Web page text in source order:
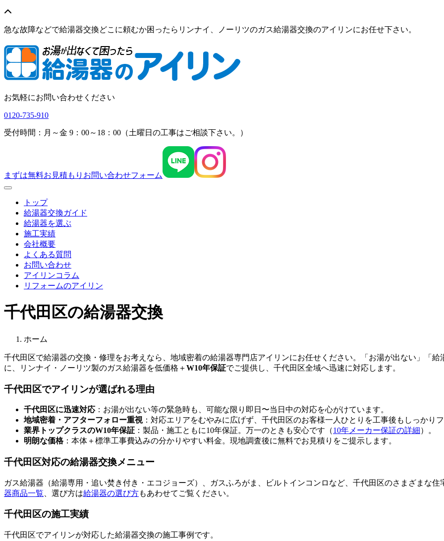
急な故障などで給湯器交換どこに頼むか困ったらリンナイ、ノーリツのガス給湯器交換のアイリンにお任せ下さい。
お気軽にお問い合わせください
0120-735-910
受付時間：月～金 9：00～18：00（土曜日の工事はご相談下さい。）
まずは無料お見積もり お問い合わせフォーム
Menu
トップ
給湯器交換ガイド
給湯器を選ぶ
施工実績
会社概要
よくある質問
お問い合わせ
アイリンコラム
リフォームのアイリン
千代田区の給湯器交換
ホーム
千代田区で給湯器の交換・修理をお考えなら、地域密着の給湯器専門店アイリンにお任せください。「お湯が出ない」「
に、リンナイ・ノーリツ製のガス給湯器を低価格＋W10年保証でご提供し、 千代田区全域へ迅速に対応します。
千代田区でアイリンが選ばれる理由
千代田区に迅速対応 ：お湯が出ない等の緊急時も、可能な限り即日〜当日中の対応を心がけています。
地域密着・アフターフォロー重視：対応エリアをむやみに広げず、 千代田区のお客様一人ひとりを工事後もしっかり
業界トップクラスのW10年保証 ：製品・施工ともに10年保証。万一のときも安心です（10年メーカー保証の詳細）。
明朗な価格：本体＋標準工事費込みの分かりやすい料金。現地調査後に無料でお見積りをご提示します。
千代田区対応の給湯器交換メニュー
ガス給湯器（給湯専用・追い焚き付き・エコジョーズ）、ガスふろがま、ビルトインコンロなど、 千代田区のさまざまな住
器商品一覧 、選び方は給湯器の選び方もあわせてご覧ください。
千代田区の施工実績
千代田区でアイリンが対応した給湯器交換の施工事例です。